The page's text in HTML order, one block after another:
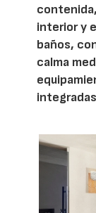
interior y
baños,
calma